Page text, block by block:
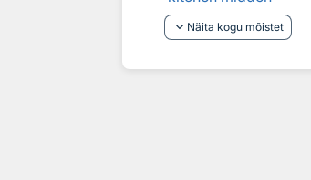
keyboard_arrow_down Näita kogu mõistet